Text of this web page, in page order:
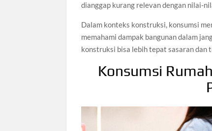
dianggap kurang relevan dengan nilai-
Dalam konteks konstruksi, konsumsi
memahami dampak bangunan dalam
konstruksi bisa lebih tepat sasaran
Konsumsi